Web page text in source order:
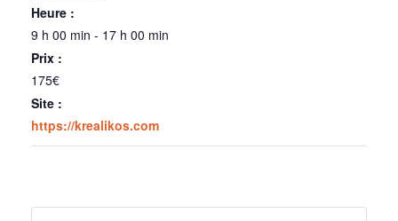
Heure :
9 h 00 min - 17 h 00 min
Prix :
175€
Site :
https://krealikos.com